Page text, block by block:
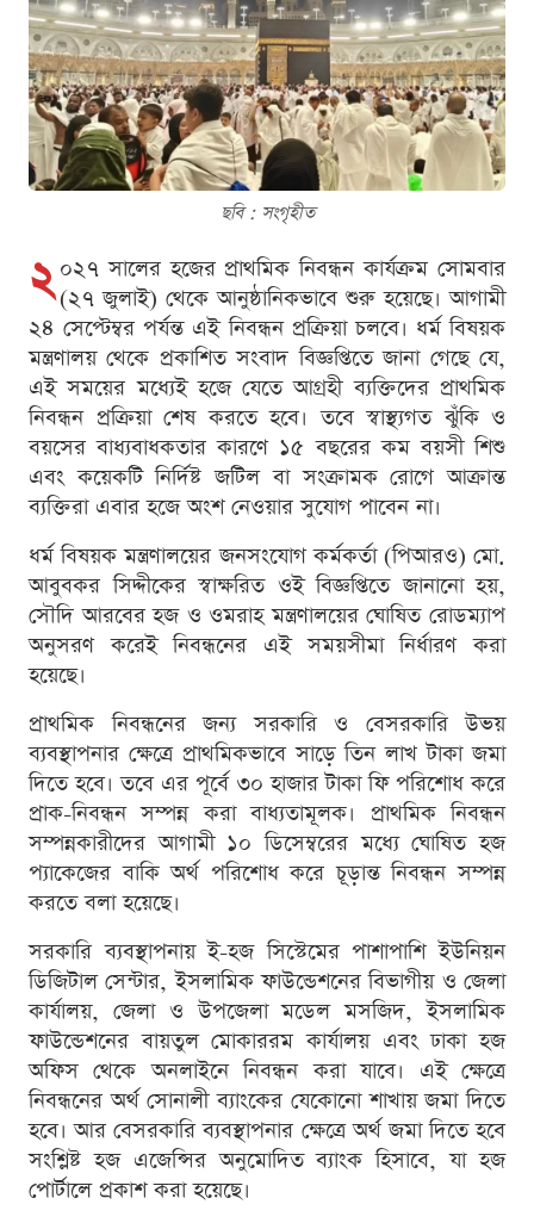
ছবি : সংগৃহীত
২ ০২৭ সালের হজের প্রাথমিক নিবন্ধন কার্যক্রম সোমবার
(২৭ জুলাই) থেকে আনুষ্ঠানিকভাবে শুরু হয়েছে। আগামী
২৪ সেপ্টেম্বর পর্যন্ত এই নিবন্ধন প্রক্রিয়া চলবে। ধর্ম বিষয়ক
মন্ত্রণালয় থেকে প্রকাশিত সংবাদ বিজ্ঞপ্তিতে জানা গেছে যে,
এই সময়ের মধ্যেই হজে যেতে আগ্রহী ব্যক্তিদের প্রাথমিক
নিবন্ধন প্রক্রিয়া শেষ করতে হবে। তবে স্বাস্থ্যগত ঝুঁকি ও
বয়সের বাধ্যবাধকতার কারণে ১৫ বছরের কম বয়সী শিশু
এবং কয়েকটি নির্দিষ্ট জটিল বা সংক্রামক রোগে আক্রান্ত
ব্যক্তিরা এবার হজে অংশ নেওয়ার সুযোগ পাবেন না।
ধর্ম বিষয়ক মন্ত্রণালয়ের জনসংযোগ কর্মকর্তা (পিআরও) মো.
আবুবকর সিদ্দীকের স্বাক্ষরিত ওই বিজ্ঞপ্তিতে জানানো হয়,
সৌদি আরবের হজ ও ওমরাহ মন্ত্রণালয়ের ঘোষিত রোডম্যাপ
অনুসরণ করেই নিবন্ধনের এই সময়সীমা নির্ধারণ করা
হয়েছে।
প্রাথমিক নিবন্ধনের জন্য সরকারি ও বেসরকারি উভয়
ব্যবস্থাপনার ক্ষেত্রে প্রাথমিকভাবে সাড়ে তিন লাখ টাকা জমা
দিতে হবে। তবে এর পূর্বে ৩০ হাজার টাকা ফি পরিশোধ করে
প্রাক-নিবন্ধন সম্পন্ন করা বাধ্যতামূলক। প্রাথমিক নিবন্ধন
সম্পন্নকারীদের আগামী ১০ ডিসেম্বরের মধ্যে ঘোষিত হজ
প্যাকেজের বাকি অর্থ পরিশোধ করে চূড়ান্ত নিবন্ধন সম্পন্ন
করতে বলা হয়েছে।
সরকারি ব্যবস্থাপনায় ই-হজ সিস্টেমের পাশাপাশি ইউনিয়ন
ডিজিটাল সেন্টার, ইসলামিক ফাউন্ডেশনের বিভাগীয় ও জেলা
কার্যালয়, জেলা ও উপজেলা মডেল মসজিদ, ইসলামিক
ফাউন্ডেশনের বায়তুল মোকাররম কার্যালয় এবং ঢাকা হজ
অফিস থেকে অনলাইনে নিবন্ধন করা যাবে। এই ক্ষেত্রে
নিবন্ধনের অর্থ সোনালী ব্যাংকের যেকোনো শাখায় জমা দিতে
হবে। আর বেসরকারি ব্যবস্থাপনার ক্ষেত্রে অর্থ জমা দিতে হবে
সংশ্লিষ্ট হজ এজেন্সির অনুমোদিত ব্যাংক হিসাবে, যা হজ
পোর্টালে প্রকাশ করা হয়েছে।